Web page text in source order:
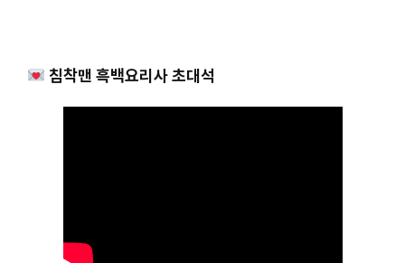
침착맨 흑백요리사 초대석